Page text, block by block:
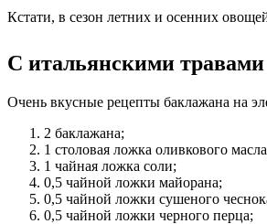
Кстати, в сезон летних и осенних
С итальянскими травами
Очень вкусные рецепты баклажана на
2 баклажана;
1 столовая ложка оливкового
1 чайная ложка соли;
0,5 чайной ложки майорана;
0,5 чайной ложки сушеного
0,5 чайной ложки черного перца;